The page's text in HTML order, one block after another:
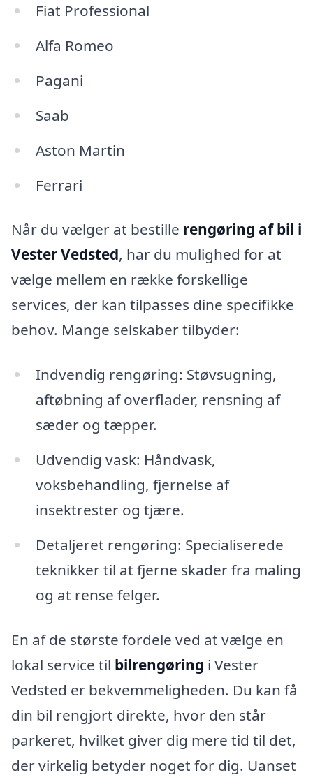
Fiat Professional
Alfa Romeo
Pagani
Saab
Aston Martin
Ferrari
Når du vælger at bestille rengøring af bil i
Vester Vedsted, har du mulighed for at
vælge mellem en række forskellige
services, der kan tilpasses dine specifikke
behov. Mange selskaber tilbyder:
Indvendig rengøring: Støvsugning,
aftøbning af overflader, rensning af
sæder og tæpper.
Udvendig vask: Håndvask,
voksbehandling, fjernelse af
insektrester og tjære.
Detaljeret rengøring: Specialiserede
teknikker til at fjerne skader fra maling
og at rense felger.
En af de største fordele ved at vælge en
lokal service til bilrengøring i Vester
Vedsted er bekvemmeligheden. Du kan få
din bil rengjort direkte, hvor den står
parkeret, hvilket giver dig mere tid til det,
der virkelig betyder noget for dig. Uanset